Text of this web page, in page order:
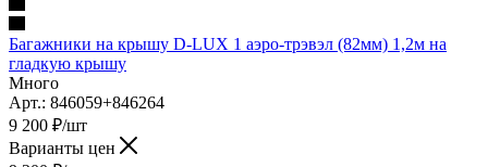
Багажники на крышу D-LUX 1 аэро-трэвэл (82мм) 1,2м на
гладкую крышу
Много
Арт.: 846059+846264
9 200 ₽/шт
Варианты цен